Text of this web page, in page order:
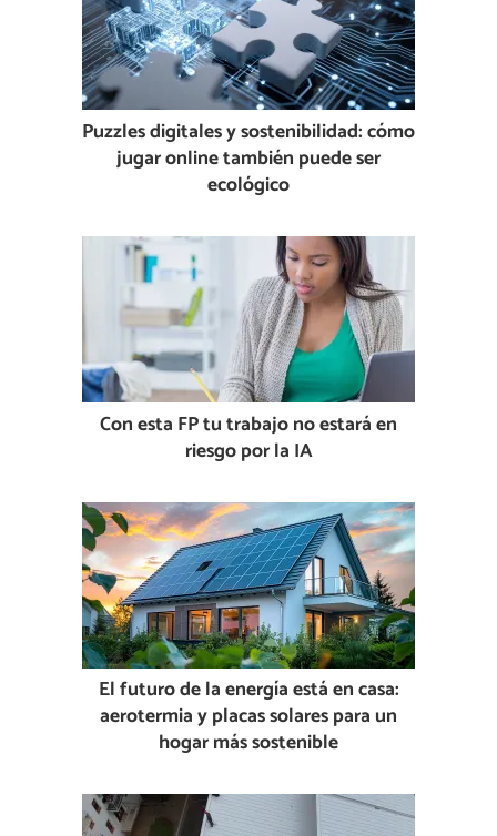
Puzzles digitales y sostenibilidad: cómo
jugar online también puede ser
ecológico
Con esta FP tu trabajo no estará en
riesgo por la IA
El futuro de la energía está en casa:
aerotermia y placas solares para un
hogar más sostenible